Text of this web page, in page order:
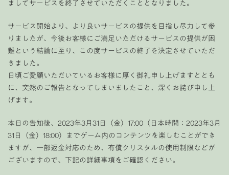
ましてサービスを終了させていただくこととなりました。
サービス開始より、より良いサービスの提供を目指し尽力して参
りましたが、今後お客様にご満足いただけるサービスの提供が困
難という結論に至り、この度サービスの終了を決定させていただ
きました。
日頃ご愛顧いただいているお客様に厚く御礼申し上げますととも
に、突然のご報告となってしまいましたこと、深くお詫び申し上
げます。
本日の告知後、2023年3月31日（金）17:00（日本時間：2023年3月
31日（金）18:00）までゲーム内のコンテンツを楽しむことができ
ますが、一部返金対応のため、有償クリスタルの使用制限などが
ございますので、下記の詳細事項をご確認ください。